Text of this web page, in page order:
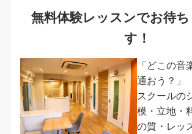
無料体験レッスンでお待ち
す！
「どこの音
通おう？」
スクールの
模・立地・
の質・レッ